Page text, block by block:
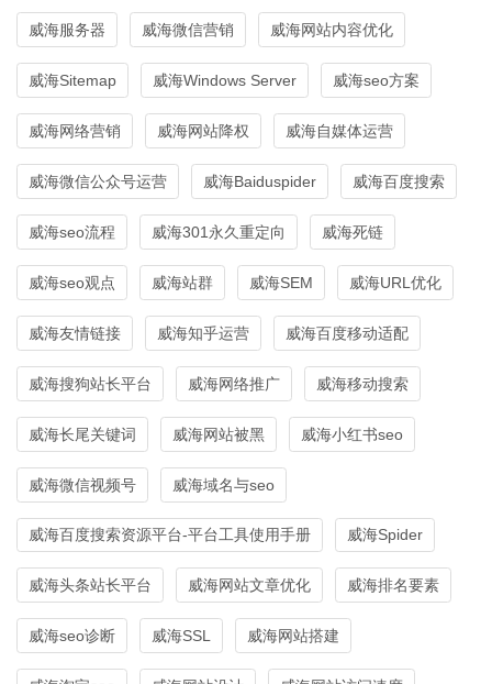
威海服务器 威海微信营销 威海网站内容优化
威海Sitemap 威海Windows Server 威海seo方案
威海网络营销 威海网站降权 威海自媒体运营
威海微信公众号运营 威海Baiduspider 威海百度搜索
威海seo流程 威海301永久重定向 威海死链
威海seo观点 威海站群 威海SEM 威海URL优化
威海友情链接 威海知乎运营 威海百度移动适配
威海搜狗站长平台 威海网络推广 威海移动搜索
威海长尾关键词 威海网站被黑 威海小红书seo
威海微信视频号 威海域名与seo
威海百度搜索资源平台-平台工具使用手册 威海Spider
威海头条站长平台 威海网站文章优化 威海排名要素
威海seo诊断 威海SSL 威海网站搭建